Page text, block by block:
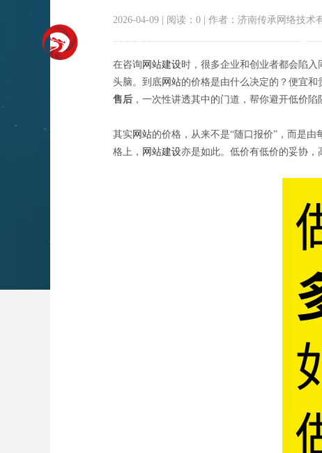
首页
网站价格差
2026-04-09 阅读： 0 作者：济南传承网络技术
在咨询 网站建设时，很多企业和创业者都会陷
头脑。到底网站的价格是由什么决定的？便宜和
售后 ，一次性讲透其中的门道，帮你避开低价
其实 网站的价格，从来不是“随口报价”，而是
格上， 网站建设亦是如此。低价有低价的妥协，